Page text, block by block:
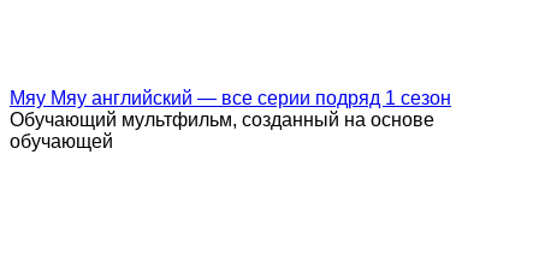
Мяу Мяу английский — все серии подряд 1 сезон
Обучающий мультфильм, созданный на основе
обучающей